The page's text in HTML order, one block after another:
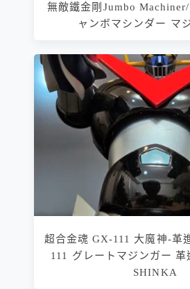
無敵鐵金剛Jumbo
ャンボマシンダー マ
超合金魂 GX-111 大魔神-革
111 グレートマジンガー
SHINKA